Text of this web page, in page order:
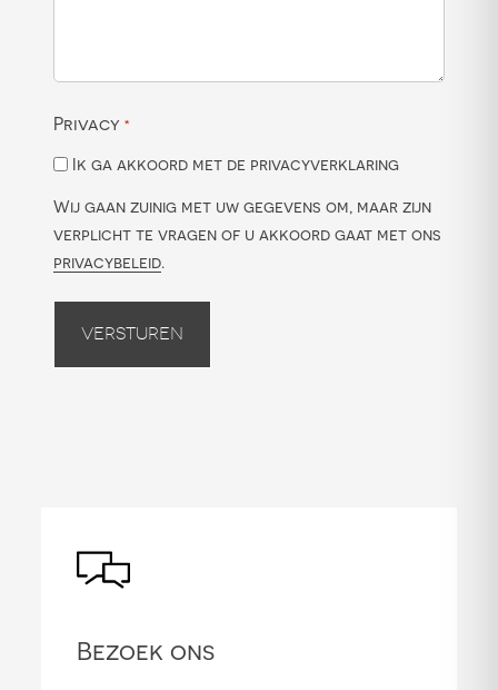
Privacy *
Ik ga akkoord met de privacyverklaring
Wij gaan zuinig met uw gegevens om, maar zijn
verplicht te vragen of u akkoord gaat met ons
privacybeleid.
Versturen
Bezoek ons